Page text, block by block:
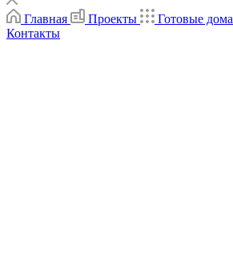
Главная Проекты Готовые дома
Контакты